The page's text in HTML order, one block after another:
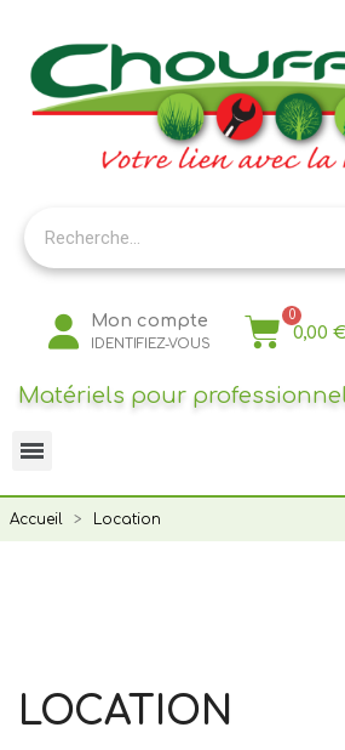
Mon compte
IDENTIFIEZ-VOUS
0,00
Matériels pour
Accueil Location
LOCATION